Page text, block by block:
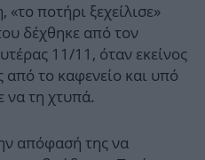
ποτήρι ξεχείλισε»
δέχθηκε από τον
11/11, όταν εκείνος
από το καφενείο και υπό
να τη χτυπά.
απόφασή της να